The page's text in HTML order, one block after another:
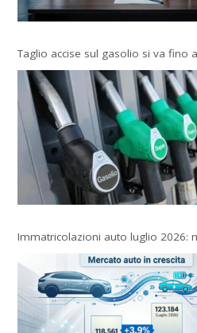
Taglio accise sul gasolio si va fino
Immatricolazioni auto luglio 2026: